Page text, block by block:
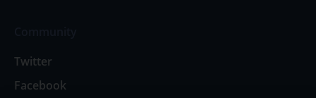
Twitter
Facebook